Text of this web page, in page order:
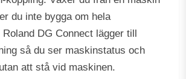
du inte bygga om hela
DG Connect lägger till
så du ser maskinstatus och
att stå vid maskinen.